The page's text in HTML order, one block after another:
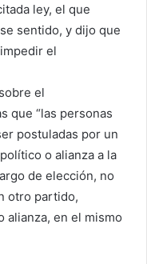
ley, el que
sentido, y dijo que
el
el
que “las personas
postuladas por un
o alianza a la
de elección, no
otro partido,
alianza, en el mismo